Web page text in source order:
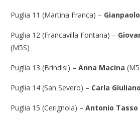
Puglia 11 (Martina Franca) –
Puglia 12 (Francavilla Fontana) –
(M5S)
Puglia 13 (Brindisi) –Anna Macina
Puglia 14 (San Severo) – Carla Giuliano
Puglia 15 (Cerignola) –Antonio Tasso